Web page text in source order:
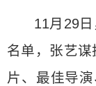
11月29
名单，张艺
片、最佳导